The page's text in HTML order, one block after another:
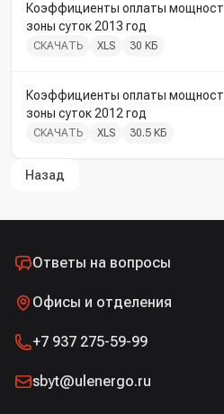
Коэффициенты оплаты
зоны суток 2013 год
СКАЧАТЬ XLS 30 КБ
Коэффициенты оплаты
зоны суток 2012 год
СКАЧАТЬ XLS 30.5 КБ
Назад
Ответы на вопросы
Офисы и отделения
+7 937 275-59-99
sbyt@ulenergo.ru